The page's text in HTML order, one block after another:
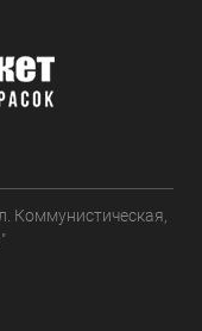
Коммунистическая,